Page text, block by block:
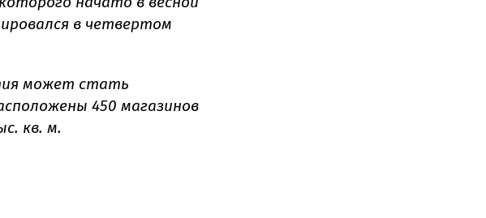
в четвертом
может стать
450 магазинов
кв. м.